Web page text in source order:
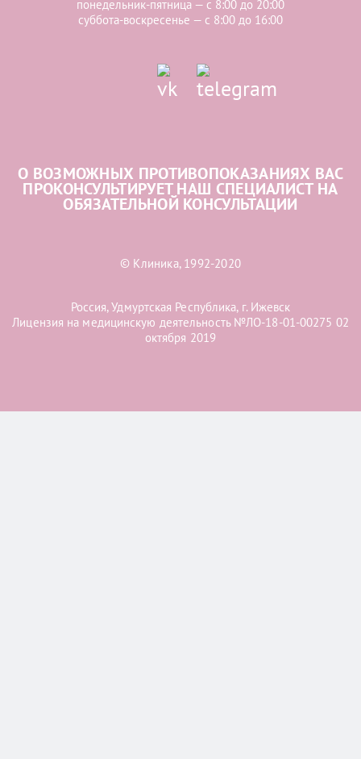
понедельник-пятница — с 8:00 до 20:00
суббота-воскресенье — с 8:00 до 16:00
О ВОЗМОЖНЫХ ПРОТИВОПОКАЗАНИЯХ ВАС
ПРОКОНСУЛЬТИРУЕТ НАШ СПЕЦИАЛИСТ НА
ОБЯЗАТЕЛЬНОЙ КОНСУЛЬТАЦИИ
© Клиника, 1992-2020
Россия, Удмуртская Республика, г. Ижевск
Лицензия на медицинскую деятельность №ЛО-18-01-00275 02
октября 2019